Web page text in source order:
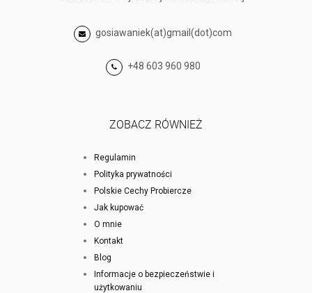
gosiawaniek(at)gmail(dot)com
+48 603 960 980
ZOBACZ RÓWNIEŻ
Regulamin
Polityka prywatności
Polskie Cechy Probiercze
Jak kupować
O mnie
Kontakt
Blog
Informacje o bezpieczeństwie i
użytkowaniu